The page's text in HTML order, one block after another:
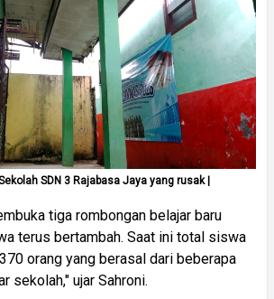
SDN 3 Rajabasa Jaya yang rusak |
tiga rombongan belajar baru
terus bertambah. Saat ini total siswa
orang yang berasal dari beberapa
sekolah," ujar Sahroni.